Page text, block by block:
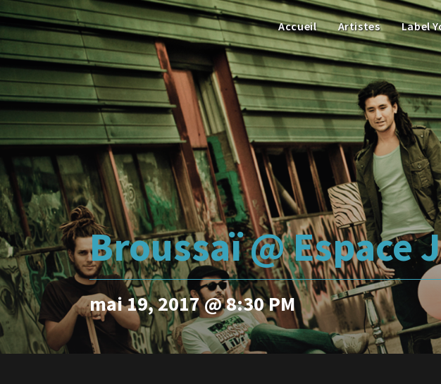
Accueil Artistes Label
Broussaï @ Espace
mai 19, 2017 @ 8:30 PM